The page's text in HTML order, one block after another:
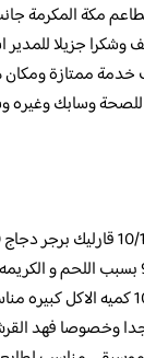
مكة المكرمة
وشكرا جزيلا
خدمة ممتازة
صحن مقبلات 9/10 بسبب
شوكي بالسبانخ 10/10 كميه
جدا وخصوصا فهد